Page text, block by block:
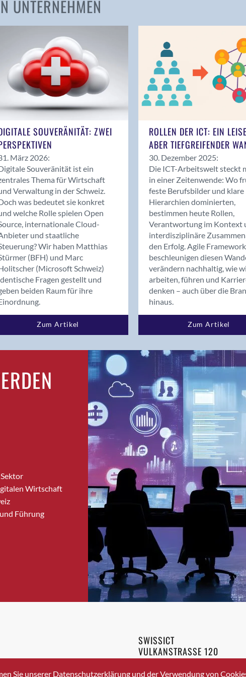
Andelfingen
Balsthal
Balzers
Bassersdorf
Benken (SG)
Bergdietikon
Bern - Liebefeld
Birsfelden
Bolligen
Bonaduz
Bonstetten
Bottighofen
Bremgarten bei Bern
Brig-Glis
Bronschhofen
Brugg
Brugg AG
Burgdorf
Bäretswil
Bülach
Cazis
Crissier
Davos Platz
UNTERNEHMEN
SOUVERÄNITÄT: ZWEI
März 2026:
Souveränität ist ein
Thema für Wirtschaft
Verwaltung in der Schweiz.
was bedeutet sie konkret
welche Rolle spielen Open
internationale Cloud-
und staatliche
Wir haben Matthias
(BFH) und Marc
(Microsoft Schweiz)
Fragen gestellt und
beiden Raum für ihre
Zum Artikel
ROLLEN DER ICT: EIN
ABER TIEFGREIFENDER
30. Dezember 2025:
Die ICT-Arbeitswelt steckt
in einer Zeitenwende: Wo
feste Berufsbilder und klare
Hierarchien dominierten,
bestimmen heute Rollen,
Verantwortung im Kontext
interdisziplinäre
den Erfolg. Agile
beschleunigen diesen
verändern nachhaltig, wie
arbeiten, führen und
denken – auch über die
hinaus.
Zum Artikel
Wirtschaft
Führung
+41 43 336 40 20
SWISSICT
VULKANSTRASSE 120
8048 ZURICH
Sie unserer Datenschutzerklärung und der Verwendung von